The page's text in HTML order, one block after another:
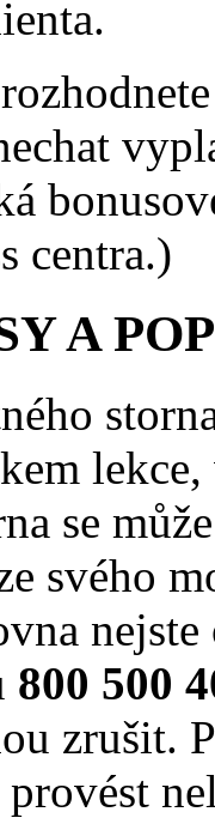
centra.)
A
se
svého
800 500
zrušit.